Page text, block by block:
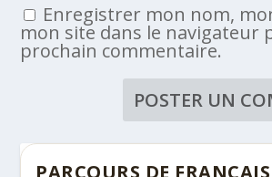
Enregistrer mon nom,
mon site dans le navigateur
prochain commentaire.
PARCOURS DE FRANÇAIS